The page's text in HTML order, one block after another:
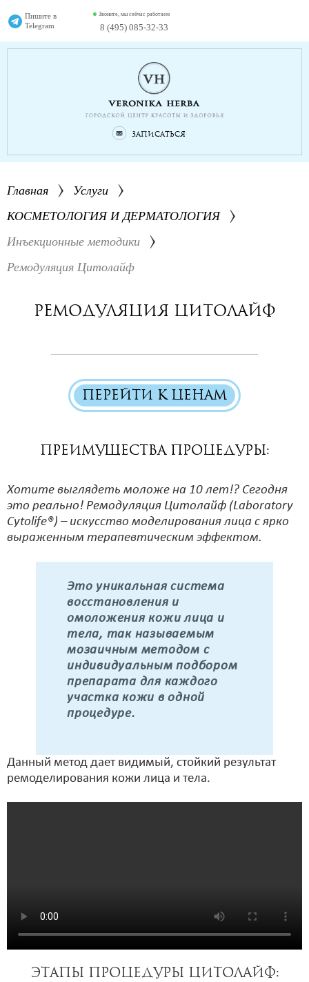
Пишите в
Telegram
Звоните, мы сейчас работаем
8 (495) 085-32-33
Записаться
Главная
Услуги
КОСМЕТОЛОГИЯ И ДЕРМАТОЛОГИЯ
Инъекционные методики
Ремодуляция Цитолайф
Ремодуляция Цитолайф
ПЕРЕЙТИ К ЦЕНАМ
Преимущества процедуры:
Хотите выглядеть моложе на 10 лет!? Сегодня
это реально! Ремодуляция Цитолайф (Laboratory
Cytolife®) – искусство моделирования лица с ярко
выраженным терапевтическим эффектом.
Это уникальная система
восстановления и
омоложения кожи лица и
тела, так называемым
мозаичным методом с
индивидуальным подбором
препарата для каждого
участка кожи в одной
процедуре.
Данный метод дает видимый, стойкий результат
ремоделирования кожи лица и тела.
Этапы процедуры Цитолайф: